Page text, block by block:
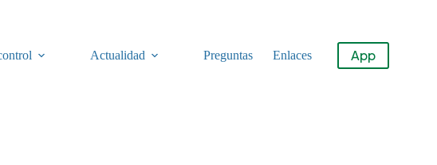
Actualidad Preguntas Enlaces App